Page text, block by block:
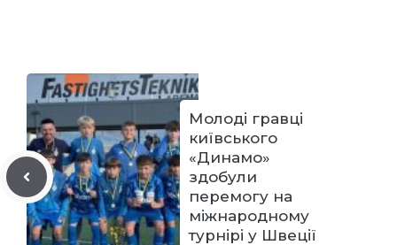
Молоді гравці
київського
«Динамо»
здобули
перемогу на
міжнародному
турнірі у Швеції